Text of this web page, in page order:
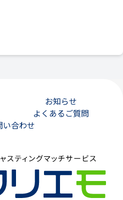
お知らせ
よくあるご質問
い合わせ